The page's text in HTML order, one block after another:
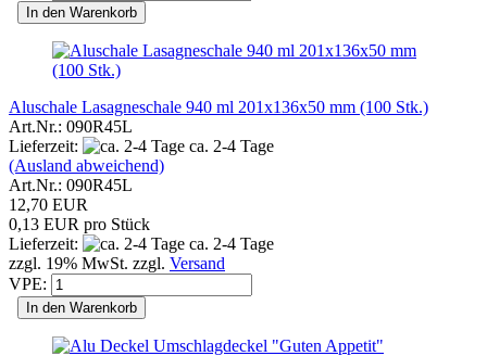
In den Warenkorb
Aluschale Lasagneschale 940 ml 201x136x50 mm (100 Stk.)
Art.Nr.: 090R45L
Lieferzeit:
ca. 2-4 Tage
(Ausland abweichend)
Art.Nr.: 090R45L
12,70 EUR
0,13 EUR pro Stück
Lieferzeit:
ca. 2-4 Tage
zzgl. 19% MwSt. zzgl. Versand
VPE:
In den Warenkorb